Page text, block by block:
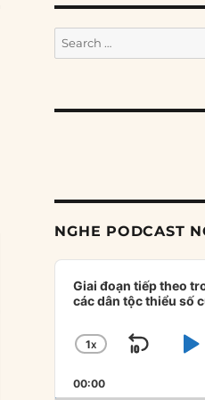
Search
for:
NGHE PODCAST
Audio
Player
Giai đoạn tiếp theo
các dân tộc thiểu số
CHANGE
RATE
1X
SKIP
00:00